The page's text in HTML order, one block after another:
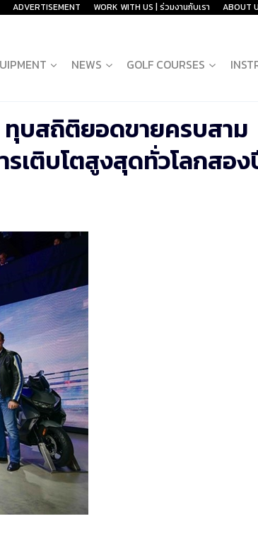
ADVERTISEMENT WORK WITH US | ร่วมงานกับเรา ABOUT
NEWS GOLF COURSES
ทุบสถิติยอดขายครบสาม
เติบโตสูงสุดทั่วโลกสอง